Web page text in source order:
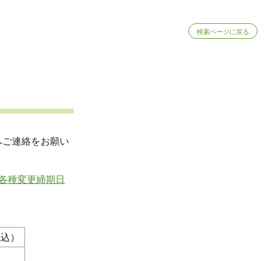
検索ページに戻る
連絡をお願い
種変更締期日
）